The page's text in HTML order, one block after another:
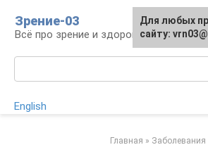
контенту
Зрение-03
Всё про зрение и здоровье глаз
English
Главная » Заболевания
Для любых
сайту: